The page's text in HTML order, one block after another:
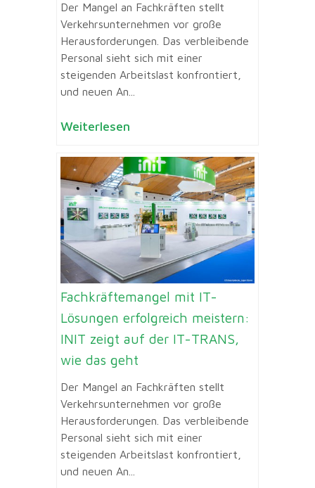
Der Mangel an Fachkräften stellt
Verkehrsunternehmen vor große
Herausforderungen. Das verbleibende
Personal sieht sich mit einer
steigenden Arbeitslast konfrontiert,
und neuen An...
Weiterlesen
Fachkräftemangel mit IT-
Lösungen erfolgreich meistern:
INIT zeigt auf der IT-TRANS,
wie das geht
Der Mangel an Fachkräften stellt
Verkehrsunternehmen vor große
Herausforderungen. Das verbleibende
Personal sieht sich mit einer
steigenden Arbeitslast konfrontiert,
und neuen An...